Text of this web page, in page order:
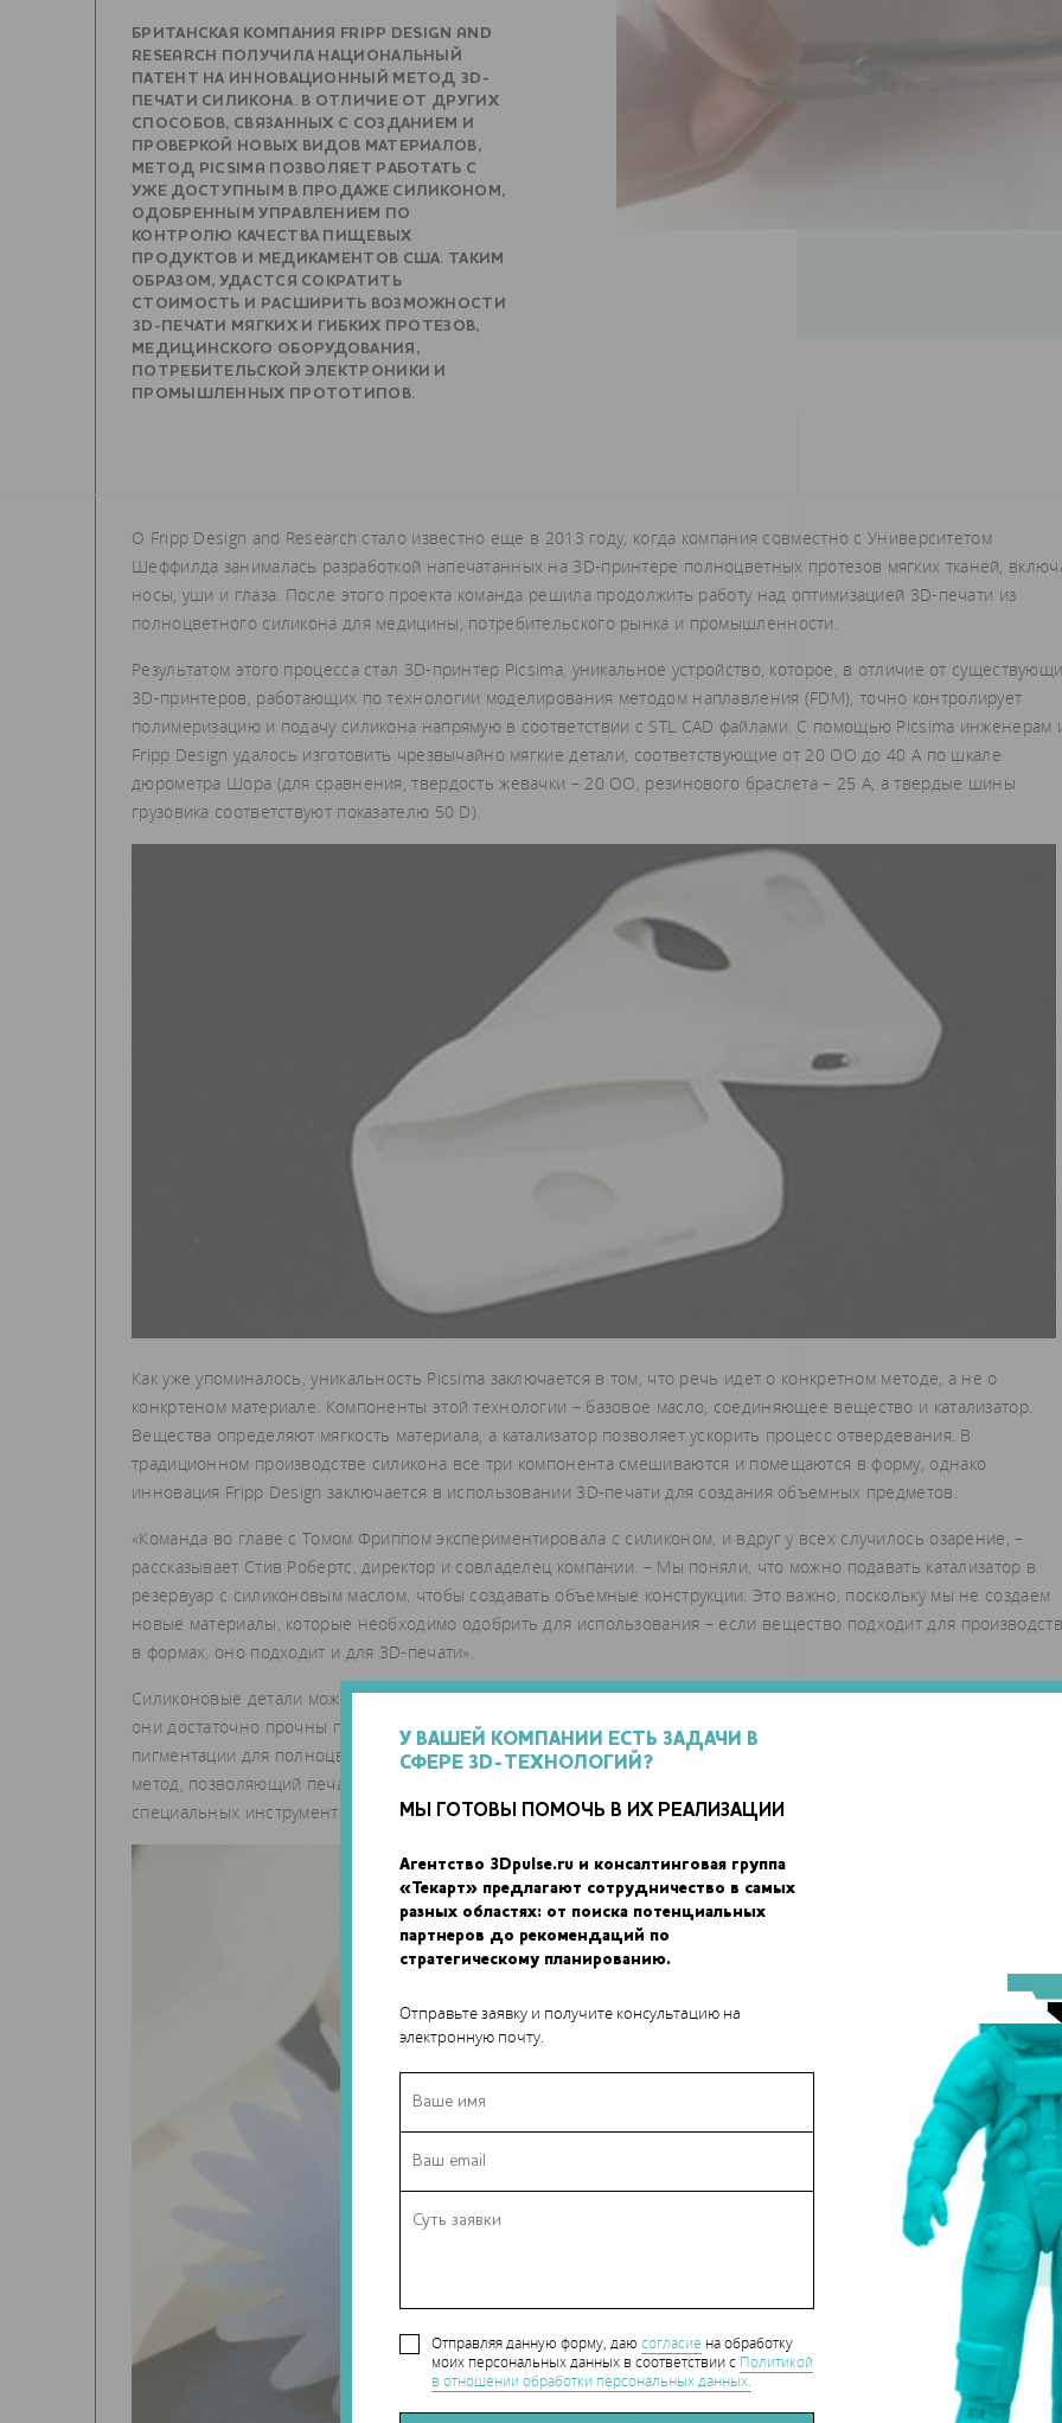
У ВАШЕЙ КОМПАНИИ ЕСТЬ ЗАДАЧИ В
СФЕРЕ 3D-ТЕХНОЛОГИЙ?
МЫ ГОТОВЫ ПОМОЧЬ В ИХ РЕАЛИЗАЦИИ
Агентство 3Dpulse.ru и консалтинговая группа
«Текарт» предлагают сотрудничество в самых
разных областях: от поиска потенциальных
партнеров до рекомендаций по
стратегическому планированию.
Отправьте заявку и получите консультацию на
электронную почту.
Отправляя данную форму, даю согласие на обработку
моих персональных данных в соответствии с Политикой
в отношении обработки персональных данных.
БРИТАНСКАЯ КОМПАНИЯ FRIPP DESIGN AND
RESEARCH ПОЛУЧИЛА НАЦИОНАЛЬНЫЙ
ПАТЕНТ НА ИННОВАЦИОННЫЙ МЕТОД 3D-
ПЕЧАТИ СИЛИКОНА. В ОТЛИЧИЕ ОТ ДРУГИХ
СПОСОБОВ, СВЯЗАННЫХ С СОЗДАНИЕМ И
ПРОВЕРКОЙ НОВЫХ ВИДОВ МАТЕРИАЛОВ,
МЕТОД PICSIMA ПОЗВОЛЯЕТ РАБОТАТЬ С
УЖЕ ДОСТУПНЫМ В ПРОДАЖЕ СИЛИКОНОМ,
ОДОБРЕННЫМ УПРАВЛЕНИЕМ ПО
КОНТРОЛЮ КАЧЕСТВА ПИЩЕВЫХ
ПРОДУКТОВ И МЕДИКАМЕНТОВ США. ТАКИМ
ОБРАЗОМ, УДАСТСЯ СОКРАТИТЬ
СТОИМОСТЬ И РАСШИРИТЬ ВОЗМОЖНОСТИ
3D-ПЕЧАТИ МЯГКИХ И ГИБКИХ ПРОТЕЗОВ,
МЕДИЦИНСКОГО ОБОРУДОВАНИЯ,
ПОТРЕБИТЕЛЬСКОЙ ЭЛЕКТРОНИКИ И
ПРОМЫШЛЕННЫХ ПРОТОТИПОВ.
О Fripp Design and Research стало известно еще в 2013 году, когда компания совместно с Университетом
Шеффилда занималась разработкой напечатанных на 3D-принтере полноцветных протезов мягких тканей,
носы, уши и глаза. После этого проекта команда решила продолжить работу над оптимизацией 3D-печати из
полноцветного силикона для медицины, потребительского рынка и промышленности.
Результатом этого процесса стал 3D-принтер Picsima, уникальное устройство, которое, в отличие от
3D-принтеров, работающих по технологии моделирования методом наплавления (FDM), точно контролирует
полимеризацию и подачу силикона напрямую в соответствии с STL CAD файлами. С помощью Picsima инженерам
Fripp Design удалось изготовить чрезвычайно мягкие детали, соответствующие от 20 ОО до 40 А по шкале
дюрометра Шора (для сравнения, твердость жевачки – 20 ОО, резинового браслета – 25 A, а твердые шины
грузовика соответствуют показателю 50 D).
Как уже упоминалось, уникальность Picsima заключается в том, что речь идет о конкретном методе, а не о
конкртеном материале. Компоненты этой технологии – базовое масло, соединяющее вещество и катализатор.
Вещества определяют мягкость материала, а катализатор позволяет ускорить процесс отвердевания. В
традиционном производстве силикона все три компонента смешиваются и помещаются в форму, однако
инновация Fripp Design заключается в использовании 3D-печати для создания объемных предметов.
«Команда во главе с Томом Фриппом экспериментировала с силиконом, и вдруг у всех случилось озарение, –
рассказывает Стив Робертс, директор и совладелец компании. – Мы поняли, что можно подавать катализатор в
резервуар с силиконовым маслом, чтобы создавать объемные конструкции. Это важно, поскольку мы не создаем
новые материалы, которые необходимо одобрить для использования – если вещество подходит для
в формах, оно подходит и для 3D-печати».
Силиконовые детали можно изготовить и обработать в течение часа, при этом в ходе испытаний выяснилось,
они достаточно прочны при растяжении и повторном использовании. Силикон также можно подвергнуть
пигментации для полноцветной печати. По словам представителей Fripp Design and Research, это первый в мире
метод, позволяющий печатать объекты из доступного в продаже силикона без поддерживающих конструкций,
специальных инструментов и какой-либо последующей обработки.